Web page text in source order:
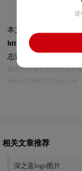
本文标题和链接
https://logo9.net/
志设计及本链接!
如有内容侵犯您的合法权
相关文章推荐
深之蓝logo图片
还